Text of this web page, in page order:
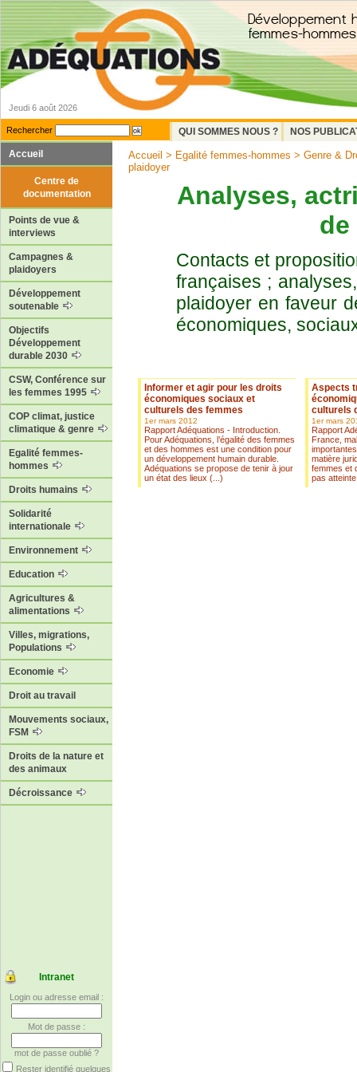
Jeudi 6 août 2026
Rechercher QUI SOMMES NOUS ?
NOS
Accueil
Centre de
documentation
Points de vue &
interviews
Campagnes &
plaidoyers
Développement
soutenable
Objectifs
Développement
durable 2030
CSW, Conférence sur
les femmes 1995
COP climat, justice
climatique & genre
Egalité femmes-
hommes
Droits humains
Solidarité
internationale
Environnement
Education
Agricultures &
alimentations
Villes, migrations,
Populations
Economie
Droit au travail
Mouvements sociaux,
FSM
Droits de la nature et
des animaux
Décroissance
Intranet
Login ou adresse email :
Mot de passe :
mot de passe oublié ?
Rester identifié quelques
Accueil > Egalité femmes-hommes > Genre &
plaidoyer
Analyses,
de
Contacts et
françaises ;
plaidoyer en faveur
économiques,
Informer et agir pour les droits
économiques sociaux et
culturels des femmes
1er mars 2012
Rapport Adéquations - Introduction.
Pour Adéquations, l’égalité des femmes
et des hommes est une condition pour
un développement humain durable.
Adéquations se propose de tenir à jour
un état des lieux (...)
Aspects
culturels
1er mars
Rapport
France,
matière
femmes et
pas